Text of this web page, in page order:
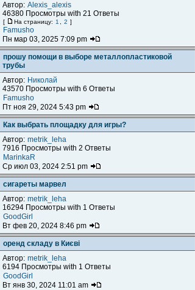
Автор: Alexis_alexis
46380 Просмотры with 21 Ответы
[ На страницу: 1 2 ]
Famusho
Пн мар 03, 2025 7:09 pm
прошу помощи в выборе металлопластиковой
трубы
Автор: Николай
43570 Просмотры with 6 Ответы
Famusho
Пт ноя 29, 2024 5:43 pm
Как выбрать площадку для игры?
Автор: metrik_leha
7916 Просмотры with 2 Ответы
MarinkaR
Ср июл 03, 2024 2:51 pm
сигареты марвел
Автор: metrik_leha
16294 Просмотры with 1 Ответы
GoodGirl
Вт фев 20, 2024 8:46 pm
оренд складу в Києві
Автор: metrik_leha
6194 Просмотры with 1 Ответы
GoodGirl
Вт янв 30, 2024 11:01 am